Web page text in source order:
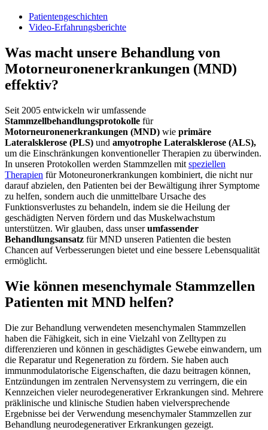
Patientengeschichten
Video-Erfahrungsberichte
Was macht unsere Behandlung von
Motorneuronenerkrankungen (MND)
effektiv?
Seit 2005 entwickeln wir umfassende
Stammzellbehandlungsprotokolle für
Motorneuronenerkrankungen (MND) wie primäre
Lateralsklerose (PLS) und amyotrophe Lateralsklerose (ALS),
um die Einschränkungen konventioneller Therapien zu überwinden.
In unseren Protokollen werden Stammzellen mit speziellen
Therapien für Motoneuronerkrankungen kombiniert, die nicht nur
darauf abzielen, den Patienten bei der Bewältigung ihrer Symptome
zu helfen, sondern auch die unmittelbare Ursache des
Funktionsverlustes zu behandeln, indem sie die Heilung der
geschädigten Nerven fördern und das Muskelwachstum
unterstützen. Wir glauben, dass unserumfassender
Behandlungsansatz für MND unseren Patienten die besten
Chancen auf Verbesserungen bietet und eine bessere Lebensqualität
ermöglicht.
Wie können mesenchymale Stammzellen
Patienten mit MND helfen?
Die zur Behandlung verwendeten mesenchymalen Stammzellen
haben die Fähigkeit, sich in eine Vielzahl von Zelltypen zu
differenzieren und können in geschädigtes Gewebe einwandern, um
die Reparatur und Regeneration zu fördern. Sie haben auch
immunmodulatorische Eigenschaften, die dazu beitragen können,
Entzündungen im zentralen Nervensystem zu verringern, die ein
Kennzeichen vieler neurodegenerativer Erkrankungen sind. Mehrere
präklinische und klinische Studien haben vielversprechende
Ergebnisse bei der Verwendung mesenchymaler Stammzellen zur
Behandlung neurodegenerativer Erkrankungen gezeigt.